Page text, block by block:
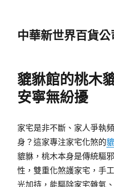
中華新世界百貨
貔貅館的桃木
安寧無紛擾
家宅是非不斷、家人爭執
身？這家專注家宅化煞的
貔貅，桃木本身是傳統驅
性，雙重化煞護家宅，手
光加持，能驅除家宅雜氣